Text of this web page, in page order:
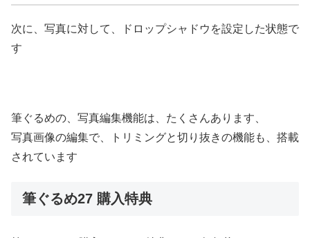
次に、写真に対して、ドロップシャドウを設定した状態で
す
筆ぐるめの、写真編集機能は、たくさんあります、
写真画像の編集で、トリミングと切り抜きの機能も、搭載
されています
筆ぐるめ27 購入特典